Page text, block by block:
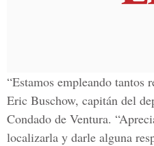
“Estamos empleando tantos
Eric Buschow, capitán del
Condado de Ventura.
localizarla y darle alguna